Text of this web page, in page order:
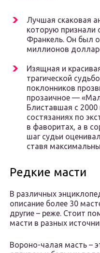
Лучшая скаковая
которую
Франкель. Он был
миллионов
Изящная и
трагической
поклонников
прозаичное —
Блиставшая с
состязаниях по
в фаворитах, а в
шаг судьи
ставя
Редкие масти
В различных
описание более 30
другие – реже. Стоит
масти в разных
Вороно-чалая масть –